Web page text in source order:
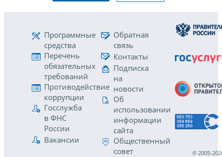
Программные
средства
Перечень
обязательных
требований
Противодействие
коррупции
Госслужба
в ФНС
России
Вакансии
Обратная
связь
Контакты
Подписка
на
новости
Об
использовании
информации
сайта
Общественный
совет
© 2005-